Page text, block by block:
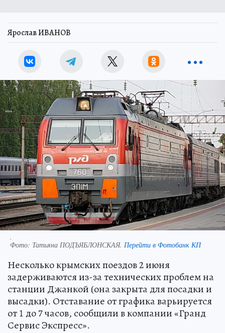
Ярослав ИВАНОВ
.
Фото: Татьяна ПОДЪЯБЛОНСКАЯ. Перейти в Фотобанк КП
Несколько крымских поездов 2 июня
задерживаются из-за технических проблем на
станции Джанкой (она закрыта для посадки и
высадки). Отставание от графика варьируется
от 1 до 7 часов, сообщили в компании «Гранд
Сервис Экспресс».